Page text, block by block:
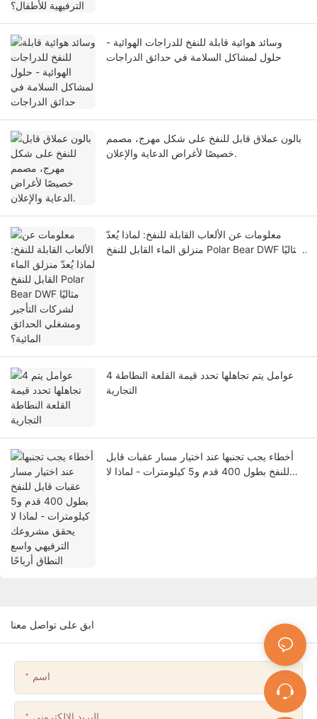
وسائد هوائية قابلة للنفخ للدراجات الهوائية -
حلول لمشاكل السلامة في حدائق الدراجات
بالون عملاق قابل للنفخ على شكل مهرج، مصمم
خصيصًا لأغراض الدعاية والإعلان.
معلومات عن الألعاب القابلة للنفخ: لماذا يُعدّ
منزلق الماء القابل للنفخ Polar Bear DWF مثاليًا
4 عوامل يتم تجاهلها تحدد قيمة القلعة النطاطة
التجارية
أخطاء يجب تجنبها عند اختيار مسار عقبات قابل
للنفخ بطول 400 قدم و5 كيلومترات - لماذا لا
ابق على تواصل معنا
اسم